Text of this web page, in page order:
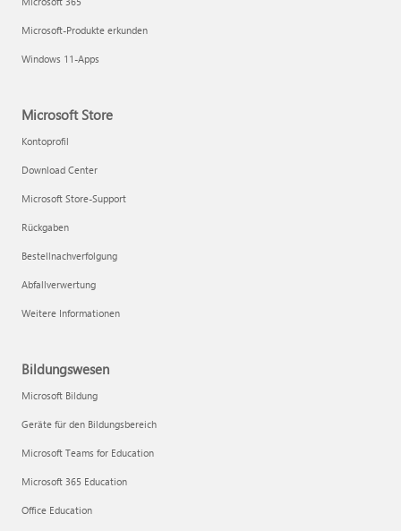
Microsoft-Produkte erkunden
Windows 11-Apps
Microsoft Store
Kontoprofil
Download Center
Microsoft Store-Support
Rückgaben
Bestellnachverfolgung
Abfallverwertung
Weitere Informationen
Bildungswesen
Microsoft Bildung
Geräte für den Bildungsbereich
Microsoft Teams for Education
Microsoft 365 Education
Office Education